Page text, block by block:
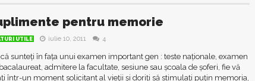
pentru memorie
UTILE iulie 10, 2011 4
că sunteți în fața unui examen important gen : teste naționale, examen
admitere la facultate, sesiune sau școala de șoferi, fie vă
într-un moment solicitant al vieții și doriți să stimulați puțin memoria,